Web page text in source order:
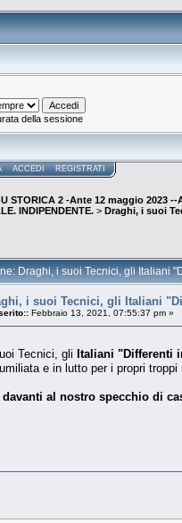
della sessione
ACCEDI REGISTRATI
STORICA 2 -Ante 12 maggio 2023 --
INDIPENDENTE. > Draghi, i suoi
Draghi, i suoi Tecnici, gli Italiani
i suoi Tecnici, gli Italiani
Febbraio 13, 2021, 07:55:37 pm »
Tecnici, gli Italiani "Differenti
e in lutto per i propri
davanti al nostro specchio di